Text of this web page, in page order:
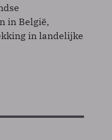
in België,
in landelijke